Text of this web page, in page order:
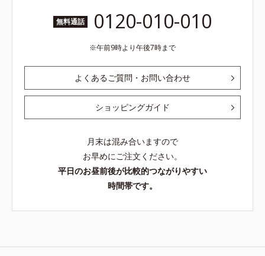
無料通話 0120-010-010
午前9時より午後7時まで
よくあるご質問・お問い合わせ
ショッピングガイド
月末は混み合いますので
お早めにご注文ください。
平日のお昼前後が比較的つながりやすい
時間帯です。